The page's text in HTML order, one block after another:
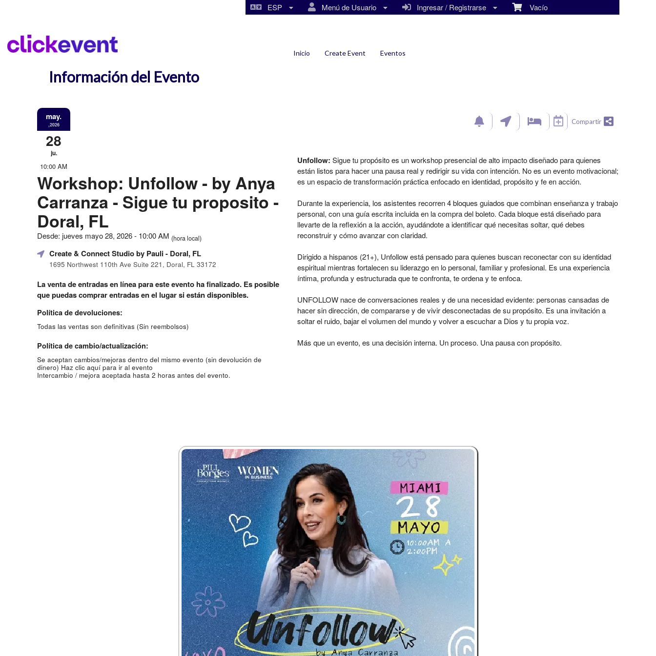
Vacío
Ingresar / Registrarse
Menú de Usuario
ESP
Inicio Create Event Eventos
Información del Evento
may.
,2026
28
ju.
10:00 AM
Workshop: Unfollow - by Anya
Carranza - Sigue tu proposito -
Doral, FL
Desde: jueves mayo 28, 2026 - 10:00 AM (hora local)
Create & Connect Studio by Pauli- Doral, FL
1695 Northwest 110th Ave Suite 221, Doral, FL 33172
La venta de entradas en línea para este evento ha finalizado. Es posible
que puedas comprar entradas en el lugar si están disponibles.
Política de devoluciones:
Todas las ventas son definitivas (Sin reembolsos)
Política de cambio/actualización:
Se aceptan cambios/mejoras dentro del mismo evento (sin devolución de
dinero) Haz clic aquí para ir al evento
Intercambio / mejora aceptada hasta 2 horas antes del evento.
Compartir
Unfollow: Sigue tu propósito es un workshop presencial de alto impacto diseñado para quienes
están listos para hacer una pausa real y redirigir su vida con intención. No es un evento motivacional;
es un espacio de transformación práctica enfocado en identidad, propósito y fe en acción.
Durante la experiencia, los asistentes recorren 4 bloques guiados que combinan enseñanza y trabajo
personal, con una guía escrita incluida en la compra del boleto. Cada bloque está diseñado para
llevarte de la reflexión a la acción, ayudándote a identificar qué necesitas soltar, qué debes
reconstruir y cómo avanzar con claridad.
Dirigido a hispanos (21+), Unfollow está pensado para quienes buscan reconectar con su identidad
espiritual mientras fortalecen su liderazgo en lo personal, familiar y profesional. Es una experiencia
íntima, profunda y estructurada que te confronta, te ordena y te enfoca.
UNFOLLOW nace de conversaciones reales y de una necesidad evidente: personas cansadas de
hacer sin dirección, de compararse y de vivir desconectadas de su propósito. Es una invitación a
soltar el ruido, bajar el volumen del mundo y volver a escuchar a Dios y tu propia voz.
Más que un evento, es una decisión interna. Un proceso. Una pausa con propósito.